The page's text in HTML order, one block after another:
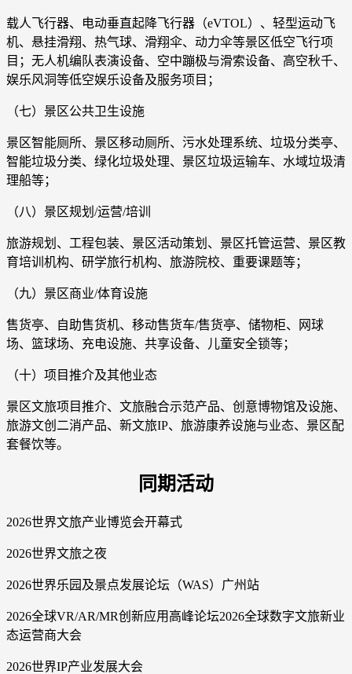
载人飞行器、电动垂直起降飞行器（eVTOL）、轻型运动飞
机、悬挂滑翔、热气球、滑翔伞、动力伞等景区低空飞行项
目；无人机编队表演设备、空中蹦极与滑索设备、高空秋千、
娱乐风洞等低空娱乐设备及服务项目；
（七）景区公共卫生设施
景区智能厕所、景区移动厕所、污水处理系统、垃圾分类亭、
智能垃圾分类、绿化垃圾处理、景区垃圾运输车、水域垃圾清
理船等；
（八）景区规划/运营/培训
旅游规划、工程包装、景区活动策划、景区托管运营、景区教
育培训机构、研学旅行机构、旅游院校、重要课题等；
（九）景区商业/体育设施
售货亭、自助售货机、移动售货车/售货亭、储物柜、网球
场、篮球场、充电设施、共享设备、儿童安全锁等；
（十）项目推介及其他业态
景区文旅项目推介、文旅融合示范产品、创意博物馆及设施、
旅游文创二消产品、新文旅IP、旅游康养设施与业态、景区配
套餐饮等。
同期活动
2026世界文旅产业博览会开幕式
2026世界文旅之夜
2026世界乐园及景点发展论坛（WAS）广州站
2026全球VR/AR/MR创新应用高峰论坛2026全球数字文旅新业
态运营商大会
2026世界IP产业发展大会